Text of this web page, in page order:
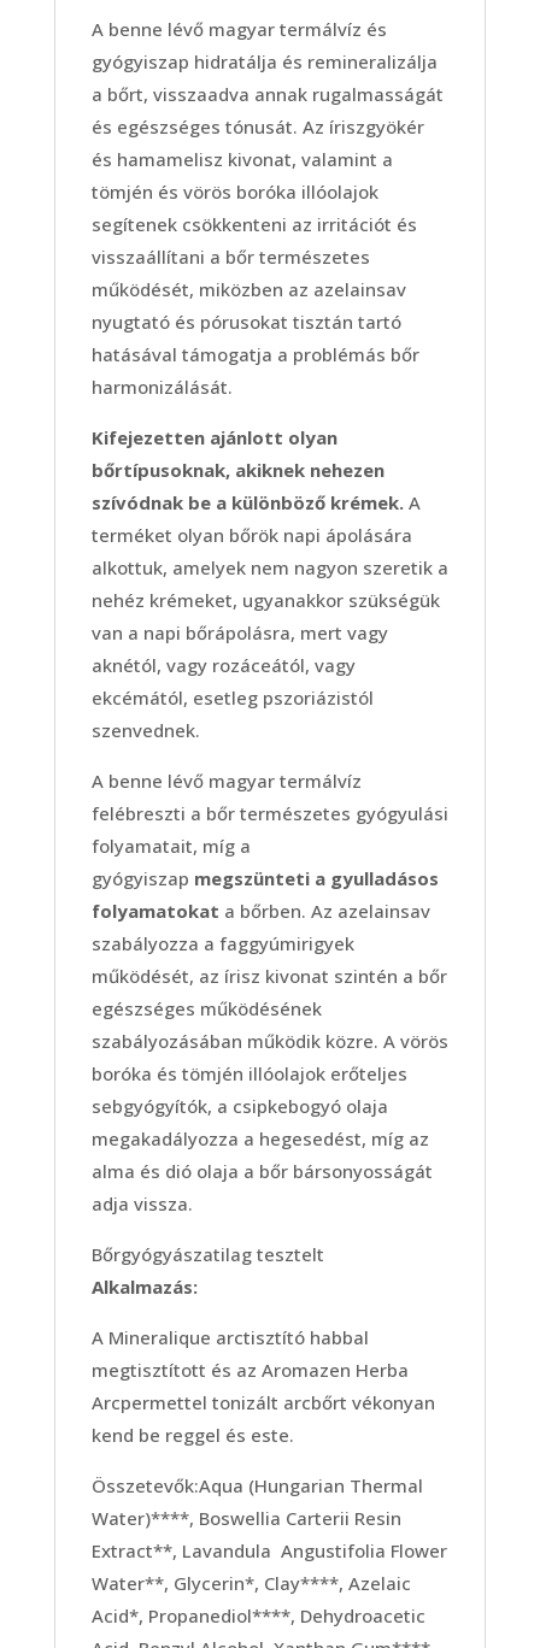
A benne lévő magyar termálvíz és
gyógyiszap hidratálja és remineralizálja
a bőrt, visszaadva annak rugalmasságát
és egészséges tónusát. Az íriszgyökér
és hamamelisz kivonat, valamint a
tömjén és vörös boróka illóolajok
segítenek csökkenteni az irritációt és
visszaállítani a bőr természetes
működését, miközben az azelainsav
nyugtató és pórusokat tisztán tartó
hatásával támogatja a problémás bőr
harmonizálását.
Kifejezetten ajánlott olyan
bőrtípusoknak, akiknek nehezen
szívódnak be a különböző krémek. A
terméket olyan bőrök napi ápolására
alkottuk, amelyek nem nagyon szeretik a
nehéz krémeket, ugyanakkor szükségük
van a napi bőrápolásra, mert vagy
aknétól, vagy rozáceától, vagy
ekcémától, esetleg pszoriázistól
szenvednek.
A benne lévő magyar termálvíz
felébreszti a bőr természetes gyógyulási
folyamatait, míg a
gyógyiszap megszünteti a gyulladásos
folyamatokat a bőrben. Az azelainsav
szabályozza a faggyúmirigyek
működését, az írisz kivonat szintén a bőr
egészséges működésének
szabályozásában működik közre. A vörös
boróka és tömjén illóolajok erőteljes
sebgyógyítók, a csipkebogyó olaja
megakadályozza a hegesedést, míg az
alma és dió olaja a bőr bársonyosságát
adja vissza.
Bőrgyógyászatilag tesztelt
Alkalmazás:
A Mineralique arctisztító habbal
megtisztított és az Aromazen Herba
Arcpermettel tonizált arcbőrt vékonyan
kend be reggel és este.
Összetevők:Aqua (Hungarian Thermal
Water)****, Boswellia Carterii Resin
Extract**, Lavandula Angustifolia Flower
Water**, Glycerin*, Clay****, Azelaic
Acid*, Propanediol****, Dehydroacetic